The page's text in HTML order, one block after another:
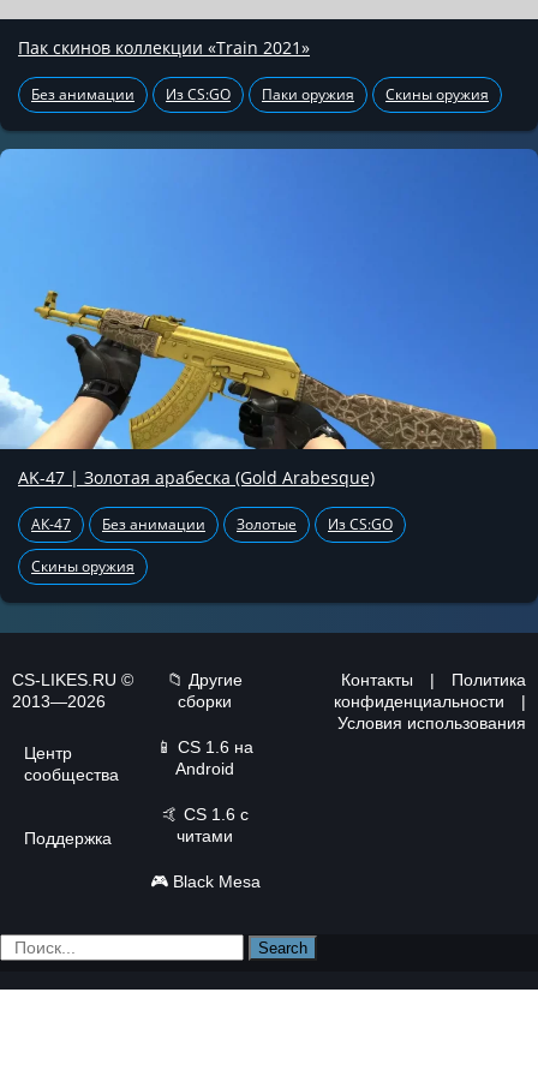
Пак скинов коллекции «Train 2021»
Без анимации Из CS:GO Паки оружия Скины оружия
AK-47 | Золотая арабеска (Gold Arabesque)
АК-47 Без анимации Золотые Из CS:GO
Скины оружия
CS-LIKES.RU ©
2013—2026
Центр
сообщества
Поддержка
📁 Другие
сборки
📱 CS 1.6 на
Android
🤙 CS 1.6 с
читами
🎮 Black Mesa
Контакты |
Политика
конфиденциальности
|
Условия использования
Search